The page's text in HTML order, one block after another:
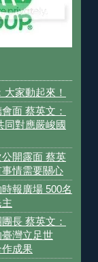
家動起來！
面 蔡英文：
同對應嚴峻國
開露面 蔡英
情需要關心
報廣場 500名
長 蔡英文：
灣立足世
成果